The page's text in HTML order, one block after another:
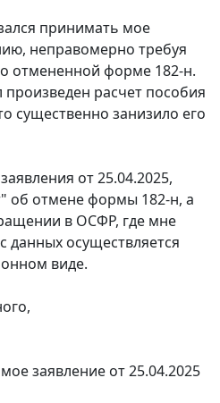
принимать мое
неправомерно требуя
отмененной форме 182-н.
расчет пособия
существенно занизило его
от 25.04.2025,
об отмене формы 182-н, а
в ОСФР, где мне
данных осуществляется
виде.
заявление от 25.04.2025